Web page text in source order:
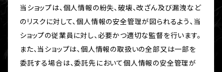
当ショップは、個人情報の紛失、破壊、改ざん及び漏洩など
のリスクに対して、個人情報の安全管理が図られるよう、当
ショップの従業員に対し、必要かつ適切な監督を行います。
また、当ショップは、個人情報の取扱いの全部又は一部を
委託する場合は、委託先において個人情報の安全管理が